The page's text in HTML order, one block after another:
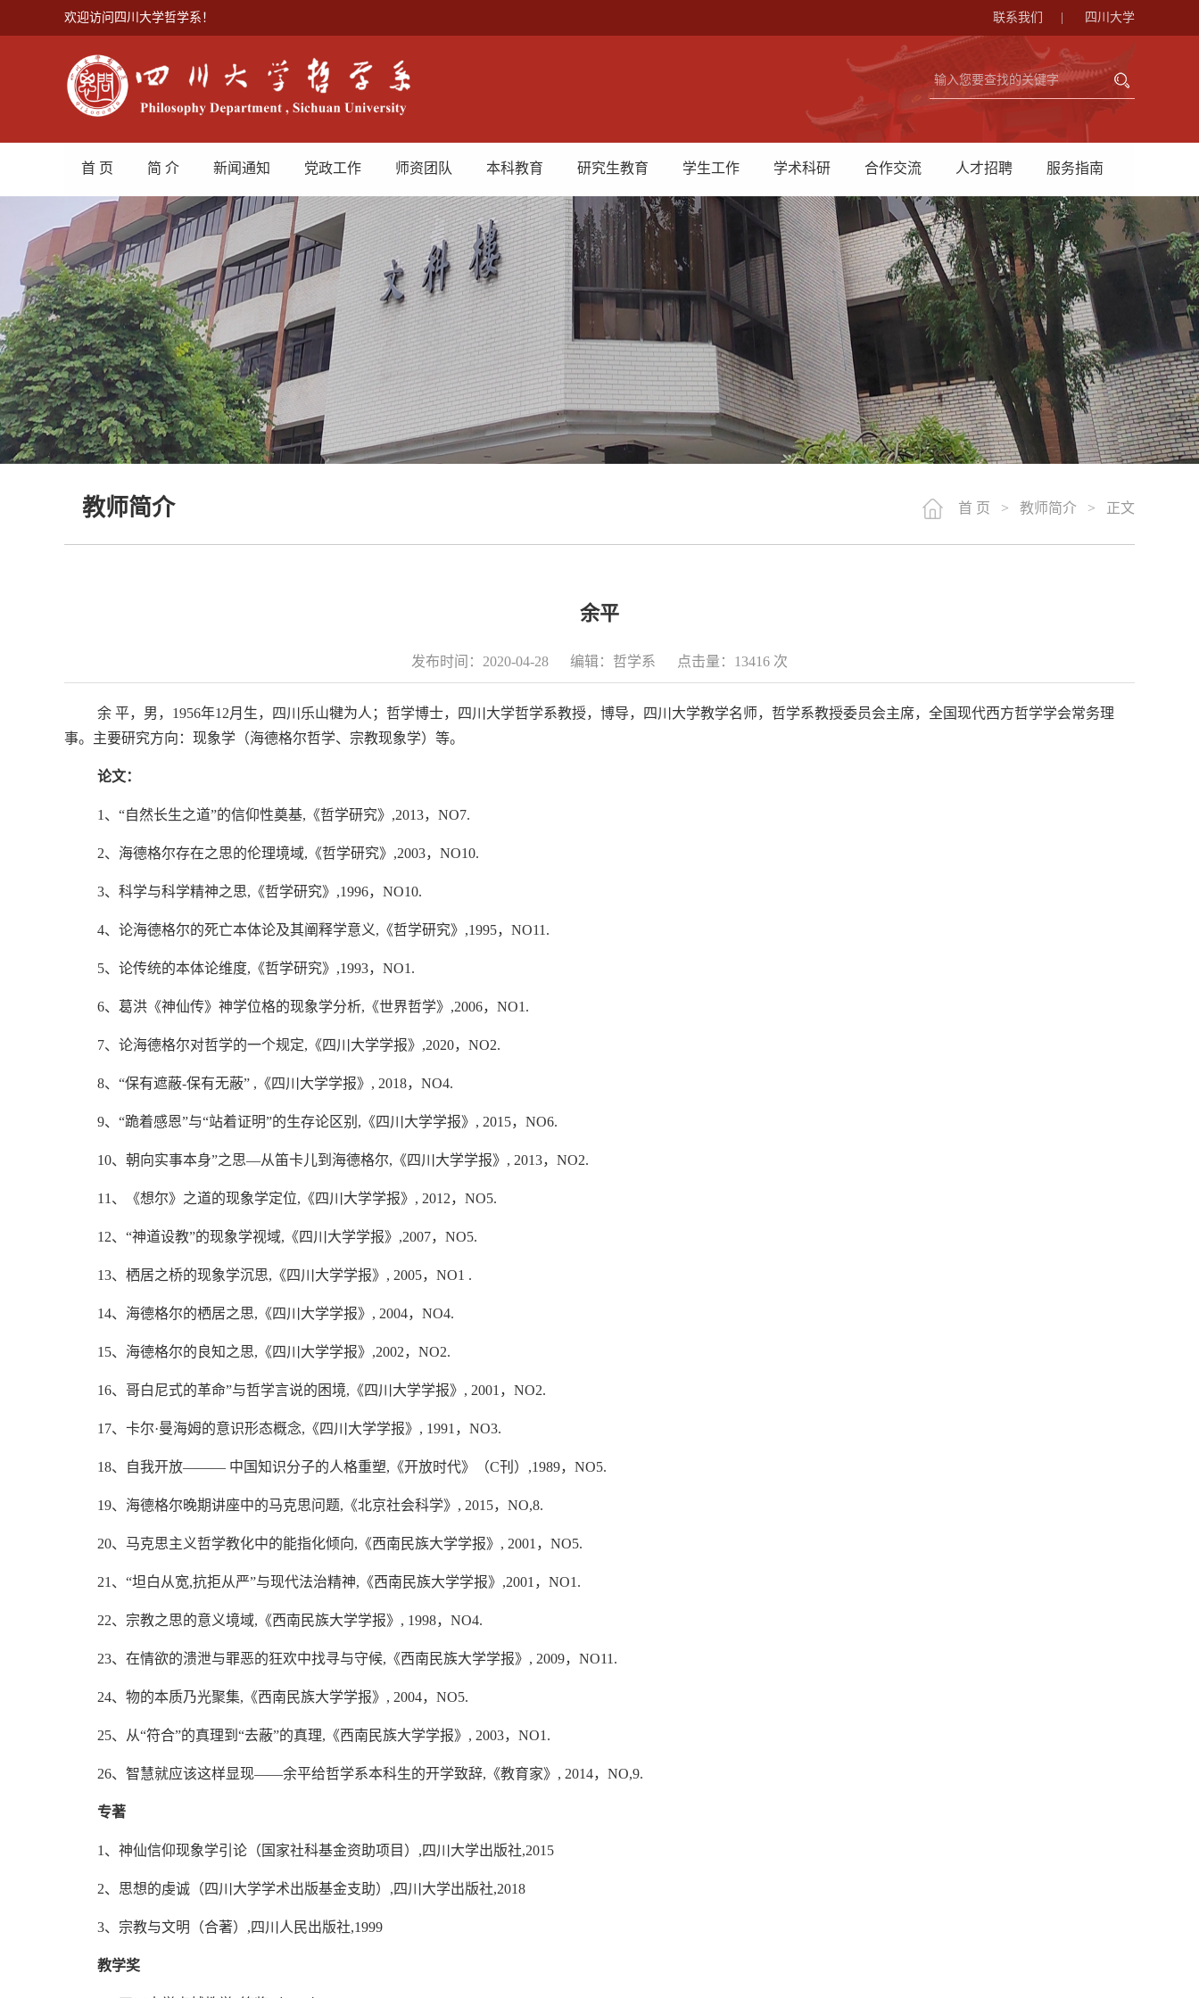
欢迎访问四川大学哲学系！ 联系我们 四川大学
首 页 简 介 新闻通知 党政工作 师资团队 本科教育 研究生教育 学生工作 学术科研 合作交流 人才招聘 服务指南
教师简介 首 页 > 教师简介 > 正文
余平
发布时间：2020-04-28 编辑：哲学系 点击量： 13416 次
余 平，男，1956年12月生，四川乐山犍为人；哲学博士，四川大学哲学系教授，博导，四川大学教学名师，哲学系教授委员会主席，全国现代西方哲学学会常务理
事。 主要研究方向：现象学（海德格尔哲学、宗教现象学）等。
论文：
1、“自然长生之道”的信仰性奠基,《哲学研究》,2013，NO7.
2、海德格尔存在之思的伦理境域,《哲学研究》,2003，NO10.
3、科学与科学精神之思,《哲学研究》,1996，NO10.
4、论海德格尔的死亡本体论及其阐释学意义,《哲学研究》,1995，NO11.
5、论传统的本体论维度,《哲学研究》,1993，NO1.
6、葛洪《神仙传》神学位格的现象学分析,《世界哲学》,2006，NO1.
7、论海德格尔对哲学的一个规定,《四川大学学报》,2020，NO2.
8、“保有遮蔽-保有无蔽” ,《四川大学学报》, 2018，NO4.
9、“跪着感恩”与“站着证明”的生存论区别,《四川大学学报》, 2015，NO6.
10、朝向实事本身”之思—从笛卡儿到海德格尔,《四川大学学报》, 2013，NO2.
11、《想尔》之道的现象学定位,《四川大学学报》, 2012，NO5.
12、“神道设教”的现象学视域,《四川大学学报》,2007，NO5.
13、栖居之桥的现象学沉思,《四川大学学报》, 2005，NO1 .
14、海德格尔的栖居之思,《四川大学学报》, 2004，NO4.
15、海德格尔的良知之思,《四川大学学报》,2002，NO2.
16、哥白尼式的革命”与哲学言说的困境,《四川大学学报》, 2001，NO2.
17、卡尔·曼海姆的意识形态概念,《四川大学学报》, 1991，NO3.
18、自我开放——— 中国知识分子的人格重塑,《开放时代》（C刊）,1989，NO5.
19、海德格尔晚期讲座中的马克思问题,《北京社会科学》, 2015，NO,8.
20、马克思主义哲学教化中的能指化倾向,《西南民族大学学报》, 2001，NO5.
21、“坦白从宽,抗拒从严”与现代法治精神,《西南民族大学学报》,2001，NO1.
22、宗教之思的意义境域,《西南民族大学学报》, 1998，NO4.
23、在情欲的溃泄与罪恶的狂欢中找寻与守候,《西南民族大学学报》, 2009，NO11.
24、物的本质乃光聚集,《西南民族大学学报》, 2004，NO5.
25、从“符合”的真理到“去蔽”的真理,《西南民族大学学报》, 2003，NO1.
26、智慧就应该这样显现——余平给哲学系本科生的开学致辞,《教育家》, 2014，NO,9.
专著
1、神仙信仰现象学引论（国家社科基金资助项目）,四川大学出版社,2015
2、思想的虔诚（四川大学学术出版基金支助）,四川大学出版社,2018
3、宗教与文明（合著）,四川人民出版社,1999
教学奖